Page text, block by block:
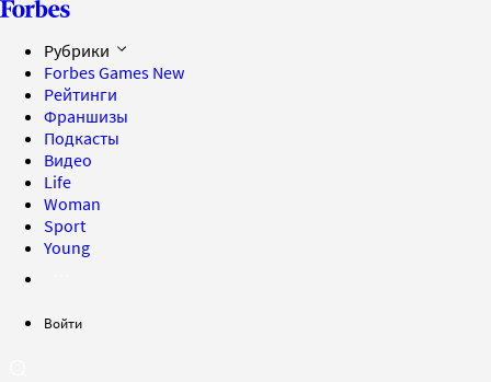
Рубрики
Forbes Games New
Рейтинги
Франшизы
Подкасты
Видео
Life
Woman
Sport
Young
Войти